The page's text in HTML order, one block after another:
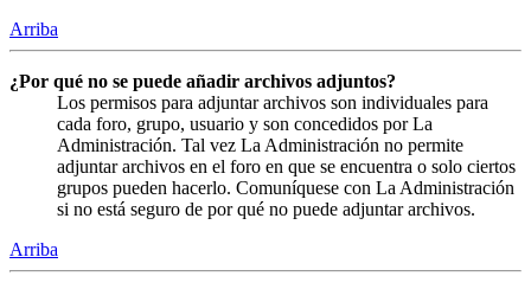
Arriba
¿Por qué no se puede añadir archivos adjuntos?
Los permisos para adjuntar archivos son individuales para
cada foro, grupo, usuario y son concedidos por La
Administración. Tal vez La Administración no permite
adjuntar archivos en el foro en que se encuentra o solo ciertos
grupos pueden hacerlo. Comuníquese con La Administración
si no está seguro de por qué no puede adjuntar archivos.
Arriba